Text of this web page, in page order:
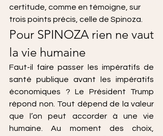
certitude, comme en témoigne, sur
trois points précis, celle de Spinoza.
Pour SPINOZA rien ne vaut
la vie humaine
Faut-il faire passer les impératifs de
santé publique avant les impératifs
économiques ? Le Président Trump
répond non. Tout dépend de la valeur
que l’on peut accorder à une vie
humaine. Au moment des choix,